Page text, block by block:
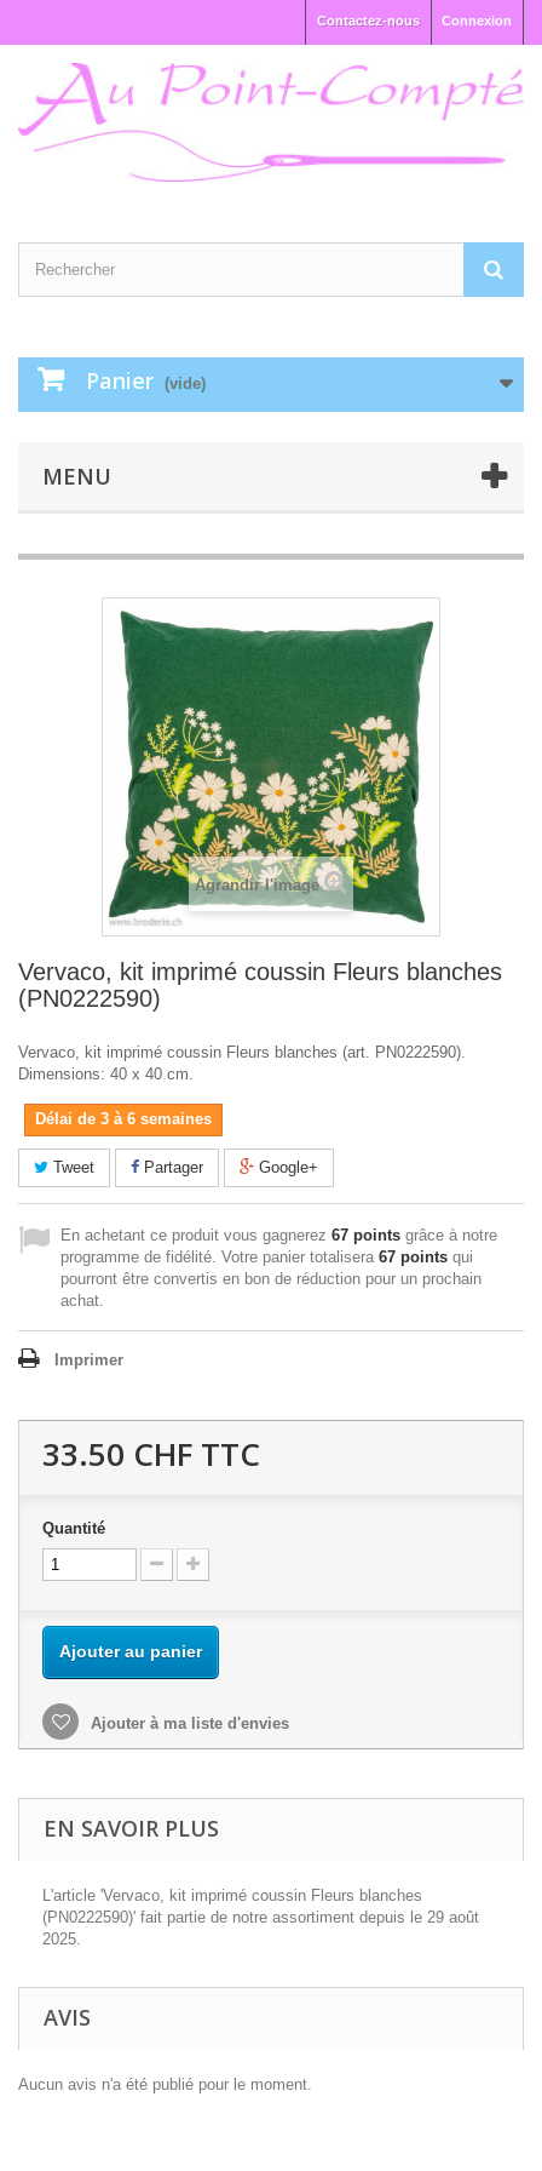
Connexion
Contactez-nous
Panier (vide)
MENU
Agrandir l'image
Vervaco, kit imprimé coussin Fleurs blanches
(PN0222590)
Vervaco, kit imprimé coussin Fleurs blanches (art. PN0222590).
Dimensions: 40 x 40 cm.
Délai de 3 à 6 semaines
Tweet Partager Google+
En achetant ce produit vous gagnerez 67 points grâce à notre
programme de fidélité. Votre panier totalisera 67 points qui
pourront être convertis en bon de réduction pour un prochain
achat.
Imprimer
33.50 CHF TTC
Quantité
Ajouter au panier
Ajouter à ma liste d'envies
EN SAVOIR PLUS
L'article 'Vervaco, kit imprimé coussin Fleurs blanches
(PN0222590)' fait partie de notre assortiment depuis le 29 août
2025.
AVIS
Aucun avis n'a été publié pour le moment.